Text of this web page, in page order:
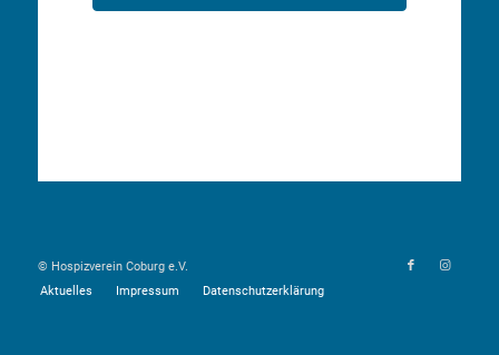
© Hospizverein Coburg e.V.
Aktuelles
Impressum Datenschutzerklärung